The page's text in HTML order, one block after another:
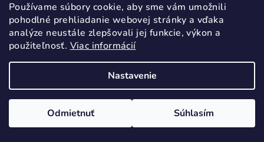
Používame súbory cookie, aby sme vám umožnili
pohodlné prehliadanie webovej stránky a vďaka
analýze neustále zlepšovali jej funkcie, výkon a
použiteľnosť. Viac informácií
Nastavenie
Odmietnuť Súhlasím
Novinka